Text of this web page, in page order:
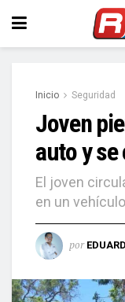
Inicio Seguridad
Joven
auto y
El joven
en un
por